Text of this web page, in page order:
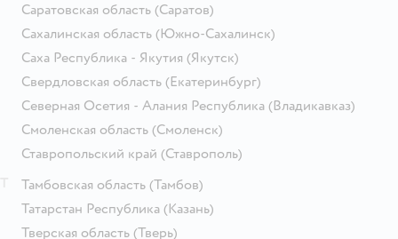
Саратовская область (Саратов)
Сахалинская область (Южно-Сахалинск)
Саха Республика - Якутия (Якутск)
Свердловская область (Екатеринбург)
Северная Осетия - Алания Республика (Владикавказ)
Смоленская область (Смоленск)
Ставропольский край (Ставрополь)
Тамбовская область (Тамбов)
Татарстан Республика (Казань)
Тверская область (Тверь)